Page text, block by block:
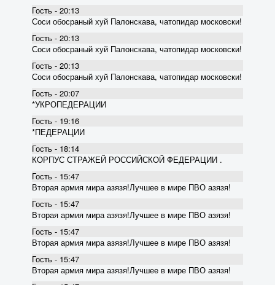
Гость - 20:13
Соси обосраный хуй Палонскава, чатопидар московски!
Гость - 20:13
Соси обосраный хуй Палонскава, чатопидар московски!
Гость - 20:13
Соси обосраный хуй Палонскава, чатопидар московски!
Гость - 20:07
*УКРОПЕДЕРАЦИИ
Гость - 19:16
*ПЕДЕРАЦИИ
Гость - 18:14
КОРПУС СТРАЖЕЙ РОССИЙСКОЙ ФЕДЕРАЦИИ .
Гость - 15:47
Вторая армия мира азязя!Лучшее в мире ПВО азязя!
Гость - 15:47
Вторая армия мира азязя!Лучшее в мире ПВО азязя!
Гость - 15:47
Вторая армия мира азязя!Лучшее в мире ПВО азязя!
Гость - 15:47
Вторая армия мира азязя!Лучшее в мире ПВО азязя!